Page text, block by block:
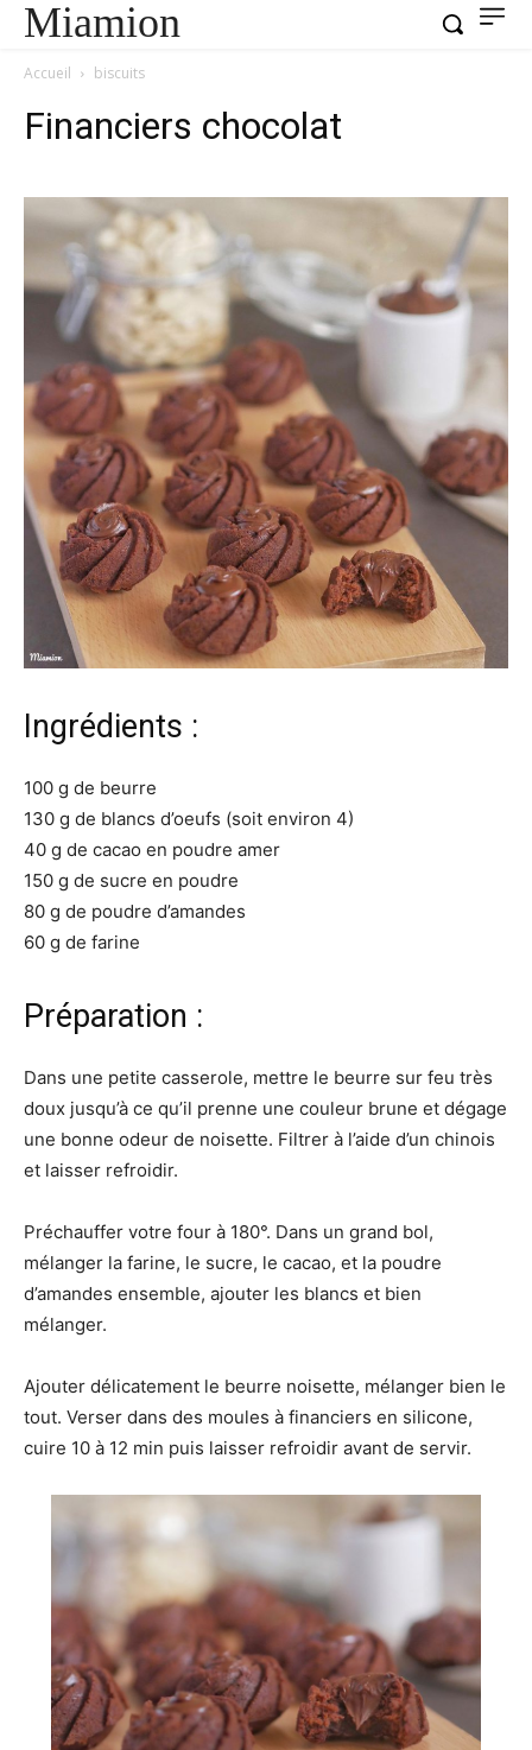
Miamion
Accueil biscuits
Financiers chocolat
Ingrédients :
100 g de beurre
130 g de blancs d’oeufs (soit environ 4)
40 g de cacao en poudre amer
150 g de sucre en poudre
80 g de poudre d’amandes
60 g de farine
Préparation :
Dans une petite casserole, mettre le beurre sur feu très
doux jusqu’à ce qu’il prenne une couleur brune et dégage
une bonne odeur de noisette. Filtrer à l’aide d’un chinois
et laisser refroidir.
Préchauffer votre four à 180°. Dans un grand bol,
mélanger la farine, le sucre, le cacao, et la poudre
d’amandes ensemble, ajouter les blancs et bien
mélanger.
Ajouter délicatement le beurre noisette, mélanger bien le
tout. Verser dans des moules à financiers en silicone,
cuire 10 à 12 min puis laisser refroidir avant de servir.